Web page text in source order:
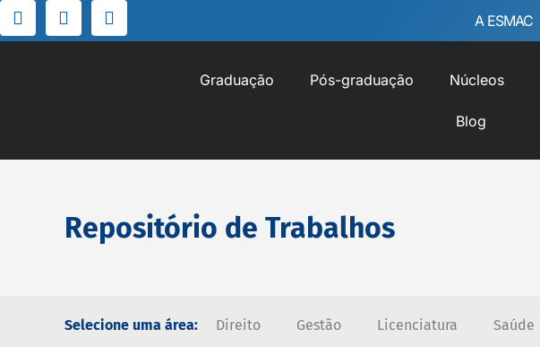
A ESMAC
Graduação Pós-graduação Núcleos
Blog
Repositório de Trabalhos
Selecione uma área: Direito Gestão Licenciatura Saúde